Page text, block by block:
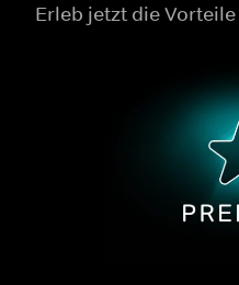
Erleb jetzt die